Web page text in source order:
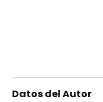
Datos del Autor